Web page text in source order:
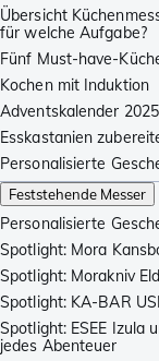
Übersicht
für welche Aufgabe?
Fünf Must-have-
Kochen mit Induktion
Adventskalender
Esskastanien
Personalisierte
Feststehende Messer
Personalisierte
Spotlight: Mora
Spotlight: Morakniv
Spotlight: KA-BAR
Spotlight: ESEE Izula
jedes Abenteuer